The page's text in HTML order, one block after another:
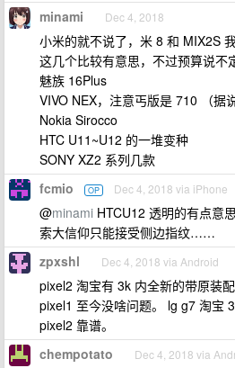
minami Dec 4, 2018
小米的就不说了，米 8 和 MIX2S
这几个比较有意思，不过预算说不
魅族 16Plus
VIVO NEX，注意丐版是 710 （据
Nokia Sirocco
HTC U11~U12 的一堆变种
SONY XZ2 系列几款
fcmio OP Dec 4, 2018 via iPhone
@minami HTCU12 透明的有点意
索大信仰只能接受侧边指纹……
zpxshl Dec 4, 2018 via Android
pixel2 淘宝有 3k 内全新的带原装
pixel1 至今没啥问题。 lg g7 淘宝
pixel2 靠谱。
chempotato Dec 4, 2018 via